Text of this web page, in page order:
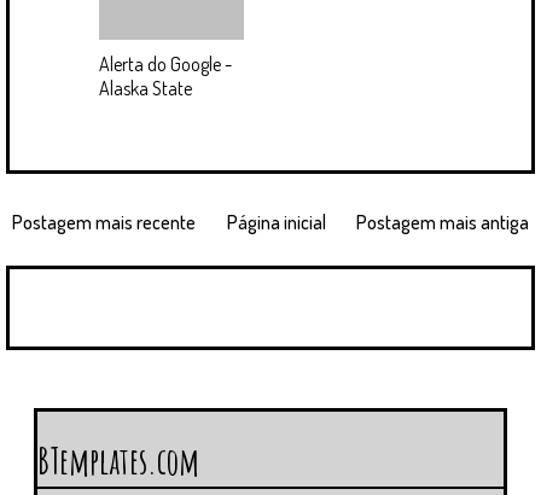
Alerta do Google -
Alaska State
Postagem mais recente Postagem mais antiga
Página inicial
BTemplates.com